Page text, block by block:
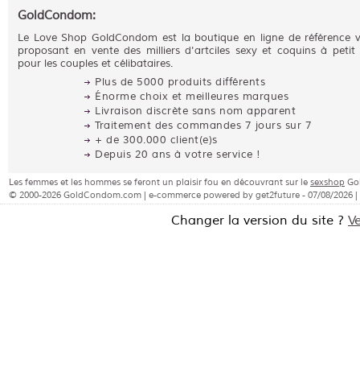
GoldCondom:
Le Love Shop GoldCondom est la boutique en ligne de référence
proposant en vente des milliers d'artciles sexy et coquins à petit
pour les couples et célibataires.
Plus de 5000 produits différents
Énorme choix et meilleures marques
Livraison discrète sans nom apparent
Traitement des commandes 7 jours sur 7
+ de 300.000 client(e)s
Depuis 20 ans à votre service !
Les femmes et les hommes se feront un plaisir fou en découvrant sur le sexshop
© 2000-2026 GoldCondom.com | e-commerce powered by get2future - 07/08/2026 |
Changer la version du site ?